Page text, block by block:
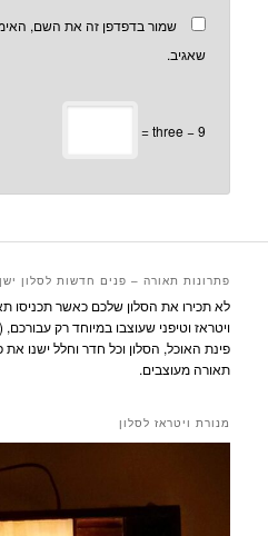
שמור בדפדפן זה את השם,
שאגיב.
9 − three =
פתרונות תאורה – פנים חדשות לסלון ישן
לא תכירו את הסלון שלכם כאשר תכניסו
ויטראז וטיפני שעוצבו במיוחד רק
פינת האוכל, הסלון וכל חדר וחלל ישנו את
תאורה מעוצבים.
מנורת ויטראז לסלון